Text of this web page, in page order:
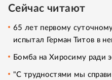
Сейчас читают
65 лет первому
испытал Герман Титов в
Бомба на Хиросиму ради
"С трудностями мы